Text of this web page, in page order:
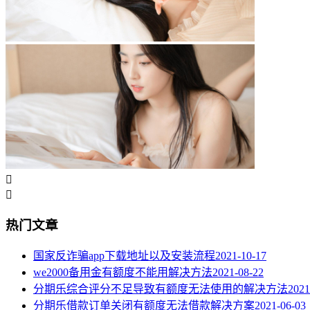


热门文章
国家反诈骗app下载地址以及安装流程2021-10-17
we2000备用金有额度不能用解决方法2021-08-22
分期乐综合评分不足导致有额度无法使用的解决方法
分期乐借款订单关闭有额度无法借款解决方案2021-06-03